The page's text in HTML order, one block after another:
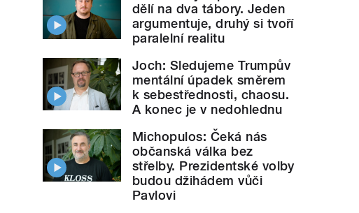
dělí na dva tábory. Jeden
argumentuje, druhý si tvoří
paralelní realitu
Joch: Sledujeme Trumpův
mentální úpadek směrem
k sebestřednosti, chaosu.
A konec je v nedohlednu
Michopulos: Čeká nás
občanská válka bez
střelby. Prezidentské volby
budou džihádem vůči
Pavlovi